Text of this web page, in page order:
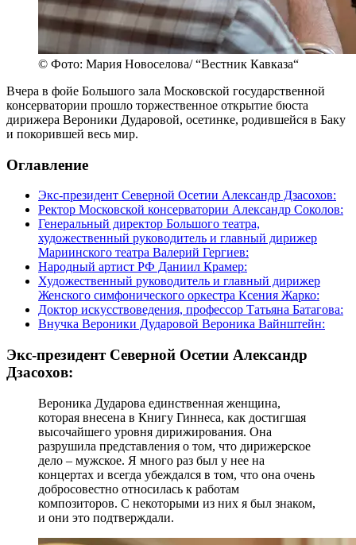
Опубликовано: 3:00, 4 авг 2026 (UTC+3 MSK)
"Вестник Кавказа"
Вчера в фойе Большого зала Московской государственной
консерватории прошло торжественное открытие бюста
дирижера Вероники Дударовой, осетинке, родившейся в Баку
и покорившей весь мир.
Оглавление
Экс-президент Северной Осетии Александр Дзасохов: